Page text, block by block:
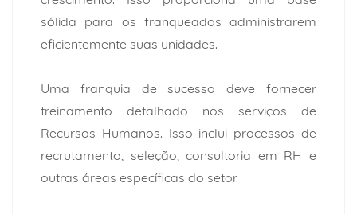
sólida para os franqueados administrarem
eficientemente suas unidades.
Uma franquia de sucesso deve fornecer
treinamento detalhado nos serviços de
Recursos Humanos. Isso inclui processos de
recrutamento, seleção, consultoria em RH e
outras áreas específicas do setor.